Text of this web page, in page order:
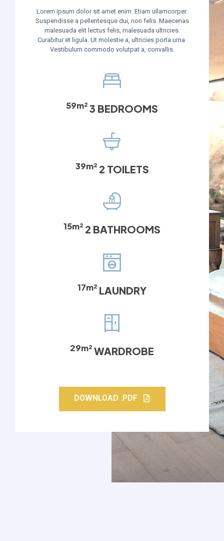
Lorem ipsum dolor sit amet enim. Etiam ullamcorper.
Suspendisse a pellentesque dui, non felis. Maecenas
malesuada elit lectus felis, malesuada ultricies.
Curabitur et ligula. Ut molestie a, ultricies porta urna.
Vestibulum commodo volutpat a, convallis.
59m²3 BEDROOMS
39m²2 TOILETS
15m² 2 BATHROOMS
17m² LAUNDRY
29m²WARDROBE
DOWNLOAD .PDF